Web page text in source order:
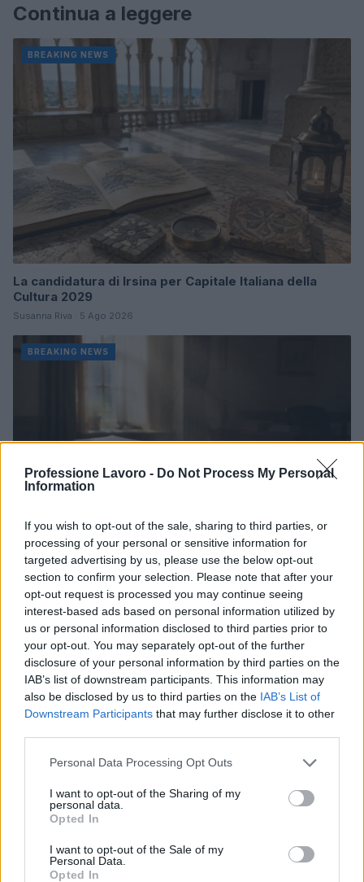
Professione Lavoro - Do Not Process My Personal
Information
If you wish to opt-out of the sale, sharing to third parties, or
processing of your personal or sensitive information for
targeted advertising by us, please use the below opt-out
section to confirm your selection. Please note that after your
opt-out request is processed you may continue seeing
interest-based ads based on personal information utilized by
us or personal information disclosed to third parties prior to
your opt-out. You may separately opt-out of the further
disclosure of your personal information by third parties on the
IAB’s list of downstream participants. This information may
also be disclosed by us to third parties on the IAB’s List of
Downstream Participants that may further disclose it to other
Please note that this website/app uses one or more Google
not limited to your visit or usage behaviour. You may click to
grant or deny consent to Google and its third-party tags to
use your data for below specified purposes in below Google
consent section.
Personal Data Processing Opt Outs
I want to opt-out of the Sharing of my
personal data.
Opted In
I want to opt-out of the Sale of my
Personal Data.
Opted In
Continua a leggere
BREAKING NEWS
La candidatura di Irsina per Capitale Italiana della
Cultura 2029
Susanna Riva · 5 Ago 2026
BREAKING NEWS
Multe ai genitori per i colloqui saltati: la decisione di
Bolzano
Paolo Mariani · 4 Ago 2026
BREAKING NEWS
Lavoro digitale: il governo introduce nuove regole per